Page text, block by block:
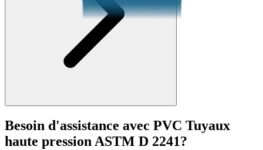
Besoin d'assistance avec PVC Tuyaux
haute pression ASTM D 2241?